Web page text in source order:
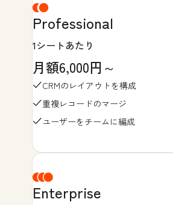
Professional
1シートあたり
月額6,000円～
CRMのレイアウトを構成
重複レコードのマージ
ユーザーをチームに編成
Enterprise